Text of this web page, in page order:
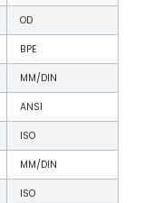
OD
BPE
MM/DIN
ANSI
ISO
MM/DIN
ISO